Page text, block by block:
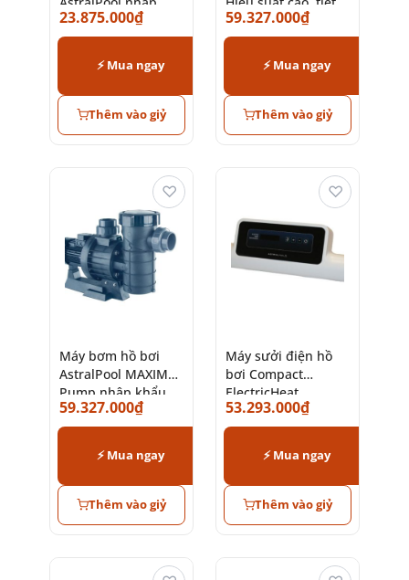
khẩu Tây Ban Nha
23.875.000₫
⚡ Mua ngay
Thêm vào giỷ
kiệm điện
59.327.000₫
⚡ Mua ngay
Thêm vào giỷ
Máy bơm hồ bơi
AstralPool MAXIM
Pump nhập khẩu
chính hãng
59.327.000₫
⚡ Mua ngay
Thêm vào giỷ
♡
Máy sưởi điện hồ
bơi Compact
ElectricHeat
Titanium AstralPool
53.293.000₫
⚡ Mua ngay
Thêm vào giỷ
♡